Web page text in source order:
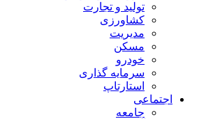
تولید و تجارت
کشاورزی
مدیریت
مسکن
خودرو
سرمایه گذاری
استارتاپ
اجتماعی
جامعه